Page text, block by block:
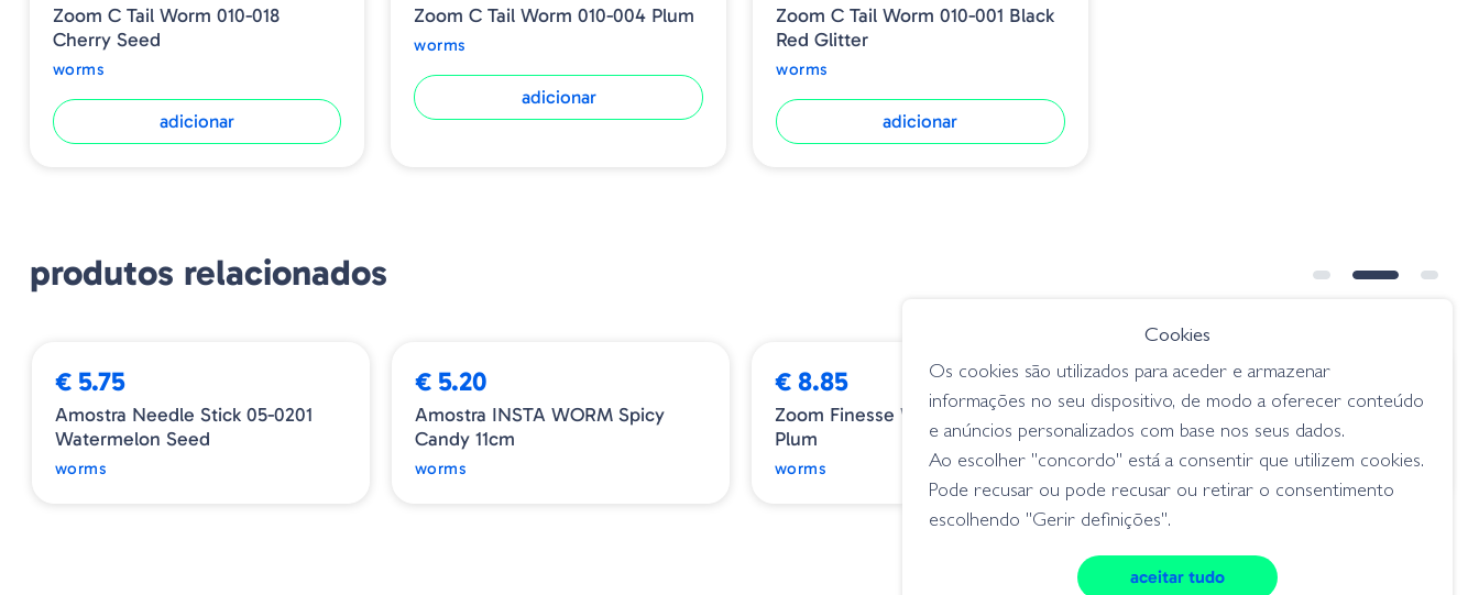
Zoom C Tail Worm 010-018
Cherry Seed
worms
adicionar
Zoom C Tail Worm 010-004 Plum
worms
adicionar
Zoom C Tail Worm 010-001 Black
Red Glitter
worms
adicionar
produtos relacionados
€ 5.75
Amostra Needle Stick 05-0201
Watermelon Seed
worms
€ 5.20
Amostra INSTA WORM Spicy
Candy 11cm
worms
€ 8.85
Zoom Finesse Worm 004-004
Plum
worms
€ 6.75
Geecrack Pikupiku Pintail - S522
Orange Glow
worms
Cookies
Os cookies são utilizados para aceder e armazenar
informações no seu dispositivo, de modo a oferecer conteúdo
e anúncios personalizados com base nos seus dados.
Ao escolher "concordo" está a consentir que utilizem cookies.
Pode recusar ou pode recusar ou retirar o consentimento
escolhendo "Gerir definições".
aceitar tudo